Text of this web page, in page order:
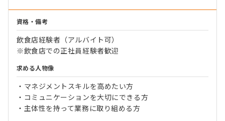
資格・備考
飲食店経験者（アルバイト可）
※飲食店での正社員経験者歓迎
求める人物像
・マネジメントスキルを高めたい方
・コミュニケーションを大切にできる方
・主体性を持って業務に取り組める方